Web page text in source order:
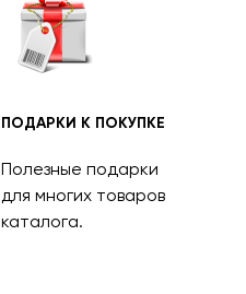
ПОДАРКИ К ПОКУПКЕ
Полезные подарки
для многих товаров
каталога.